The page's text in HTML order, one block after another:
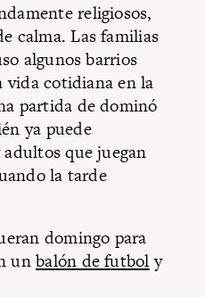
religiosos,
calma. Las familias
algunos barrios
vida cotidiana en la
partida de dominó
ya puede
que juegan
la tarde
domingo para
unbalón de futboly